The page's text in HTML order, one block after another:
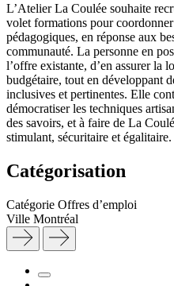
L’Atelier La Coulée souhaite
volet formations pour
pédagogiques, en réponse aux
communauté. La personne en
l’offre existante, d’en assurer la
budgétaire, tout en développant
inclusives et pertinentes. Elle
démocratiser les techniques
des savoirs, et à faire de La
stimulant, sécuritaire et égalitaire.
Catégorisation
Catégorie Offres d’emploi
Ville Montréal